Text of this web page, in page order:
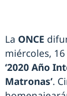
La ONCE
miércoles,
‘2020 Año
Matronas’.